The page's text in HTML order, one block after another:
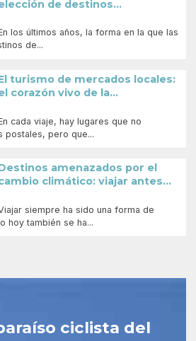
de destinos...
los últimos años, la forma en la que las
de...
turismo de mercados locales:
corazón vivo de la...
cada viaje, hay lugares que no
postales, pero que...
amenazados por el
climático: viajar antes...
siempre ha sido una forma de
hoy también se ha...
ciclista del